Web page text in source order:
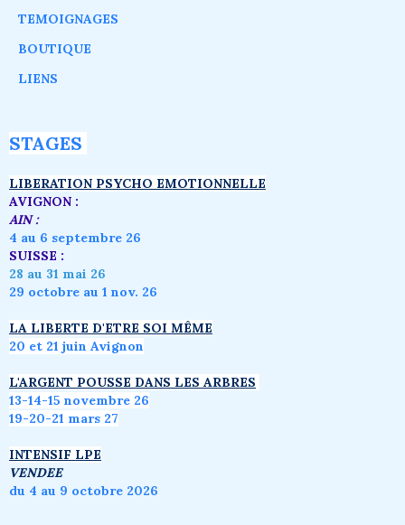
TEMOIGNAGES
BOUTIQUE
LIENS
STAGES
LIBERATION PSYCHO EMOTIONNELLE
AVIGNON :
AIN :
4 au 6 septembre 26
SUISSE :
28 au 31 mai 26
29 octobre au 1 nov. 26
LA LIBERTE D'ETRE SOI MÊME
20 et 21 juin Avignon
L'ARGENT POUSSE DANS LES ARBRES
13-14-15 novembre 26
19-20-21 mars 27
INTENSIF LPE
VENDEE
du 4 au 9 octobre 2026